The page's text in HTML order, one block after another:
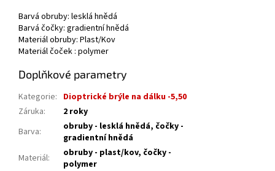
Barvá obruby: lesklá hnědá
Barvá čočky: gradientní hnědá
Materiál obruby: Plast/Kov
Materiál čoček : polymer
Doplňkové parametry
Kategorie: Dioptrické brýle na dálku -5,50
Záruka:
2 roky
Barva:
obruby - lesklá hnědá, čočky -
gradientní hnědá
Materiál:
obruby - plast/kov, čočky -
polymer